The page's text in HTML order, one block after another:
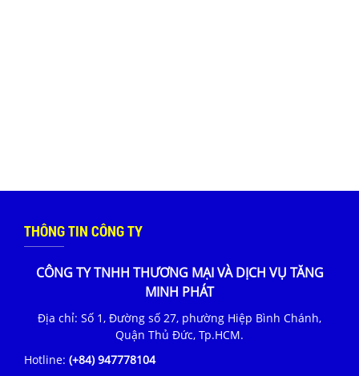
THÔNG TIN CÔNG TY
CÔNG TY TNHH THƯƠNG MẠI VÀ DỊCH VỤ TĂNG
MINH PHÁT
Địa chỉ: Số 1, Đường số 27, phường Hiệp Bình Chánh,
Quận Thủ Đức, Tp.HCM.
Hotline: (+84) 947778104